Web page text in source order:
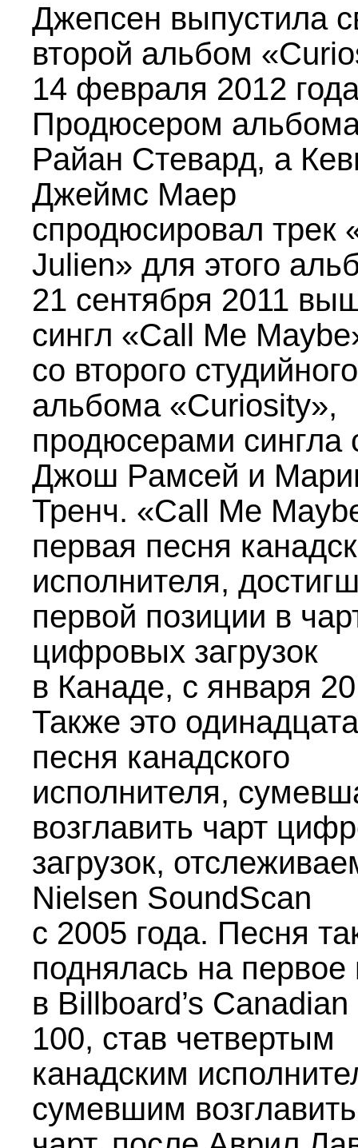
Джепсен выпустила
второй альбом
14 февраля 2012
Продюсером
Райан Стевард, а
Джеймс Маер
спродюсировал трек
Julien» для этого
21 сентября 2011
сингл «Call Me
со второго студийного
альбома «Curiosity»,
продюсерами сингла
Джош Рамсей и
Тренч. «Call Me
первая песня
исполнителя,
первой позиции в
цифровых загрузок
в Канаде, с января
Также это
песня канадского
исполнителя,
возглавить чарт
загрузок,
Nielsen SoundScan
с 2005 года. Песня
поднялась на первое
в Billboard’s
100, став четвертым
канадским
сумевшим возглавить